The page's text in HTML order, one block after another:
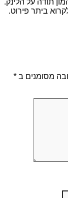
תודה על הלינק.
ביתר פירוט.
מסומנים ב *